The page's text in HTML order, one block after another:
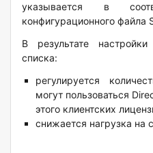
указывается в
конфигурационного файла
В результате
списка:
регулируется
могут пользоваться
этого клиентских
снижается нагрузка на